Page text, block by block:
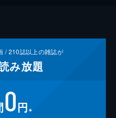
/210誌以上の雑誌が
み放題
0円 ※